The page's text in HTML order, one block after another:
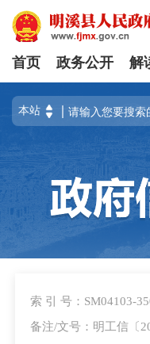
首页 政务公开 解
索 引 号：SM04103-
备注/文号：明工信〔